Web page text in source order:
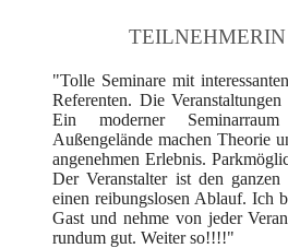
"Tolle Seminare mit
Referenten. Die
Ein moderner
Außengelände machen Theorie
angenehmen Erlebnis.
Der Veranstalter ist den
einen reibungslosen Ablauf. Ich
Gast und nehme von jeder
rundum gut. Weiter so!!!!"